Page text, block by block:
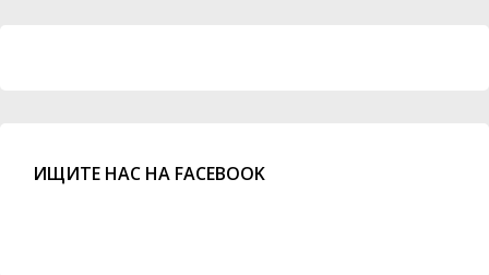
ИЩИТЕ НАС НА FACEBOOK